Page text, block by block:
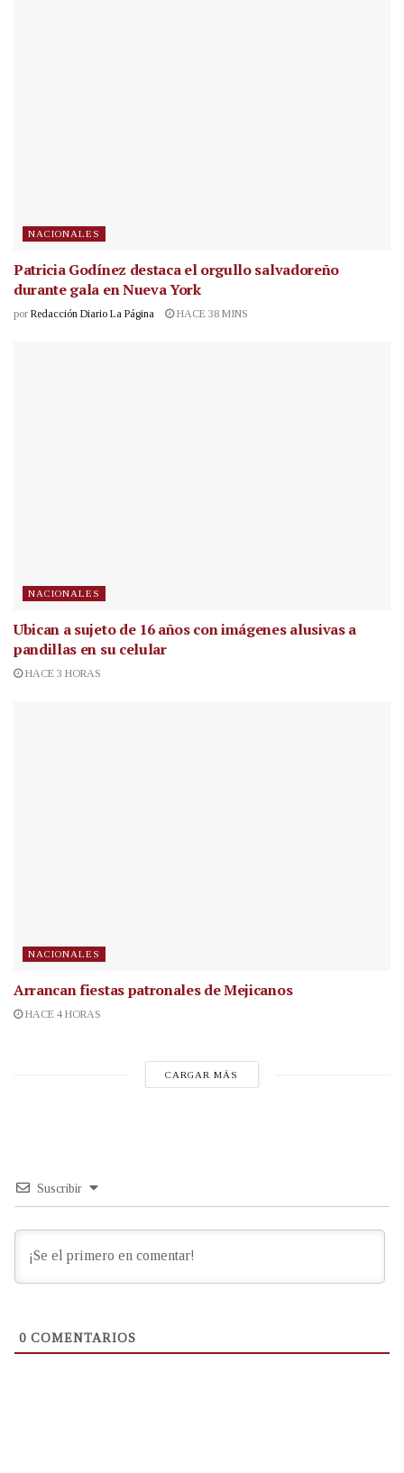
NACIONALES
Patricia Godínez destaca el orgullo salvadoreño
durante gala en Nueva York
por Redacción Diario La Página HACE 38 MINS
NACIONALES
Ubican a sujeto de 16 años con imágenes alusivas a
pandillas en su celular
HACE 3 HORAS
NACIONALES
Arrancan fiestas patronales de Mejicanos
HACE 4 HORAS
CARGAR MÁS
Suscribir
0 COMENTARIOS